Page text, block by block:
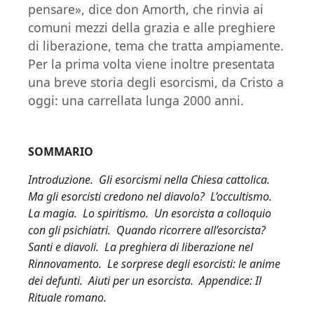
pensare», dice don Amorth, che rinvia ai
comuni mezzi della grazia e alle preghiere
di liberazione, tema che tratta ampiamente.
Per la prima volta viene inoltre presentata
una breve storia degli esorcismi, da Cristo a
oggi: una carrellata lunga 2000 anni.
SOMMARIO
Introduzione. Gli esorcismi nella Chiesa cattolica.
Ma gli esorcisti credono nel diavolo? L’occultismo.
La magia. Lo spiritismo. Un esorcista a colloquio
con gli psichiatri. Quando ricorrere all’esorcista?
Santi e diavoli. La preghiera di liberazione nel
Rinnovamento. Le sorprese degli esorcisti: le anime
dei defunti. Aiuti per un esorcista. Appendice: Il
Rituale romano.